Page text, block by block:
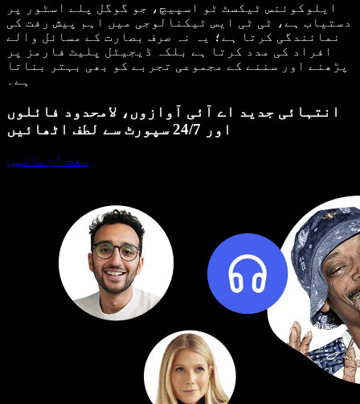
ایلوکوئنس ٹیکسٹ ٹو اسپیچ، جو گوگل پلے اسٹور پر
دستیاب ہے، ٹی ٹی ایس ٹیکنالوجی میں اہم پیش رفت کی
نمائندگی کرتا ہے؛ یہ نہ صرف بصارت کے مسائل والے
افراد کی مدد کرتا ہے بلکہ ڈیجیٹل پلیٹ فارمز پر
پڑھنے اور سننے کے مجموعی تجربے کو بھی بہتر بناتا
ہے۔
انتہائی جدید اے آئی آوازوں، لامحدود فائلوں
اور 24/7 سپورٹ سے لطف اٹھائیں
مفت آزمائیں